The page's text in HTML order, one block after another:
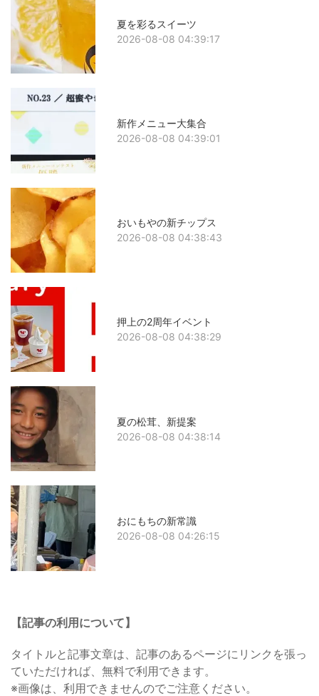
夏を彩るスイーツ
2026-08-08 04:39:17
新作メニュー大集合
2026-08-08 04:39:01
おいもやの新チップス
2026-08-08 04:38:43
押上の2周年イベント
2026-08-08 04:38:29
夏の松茸、新提案
2026-08-08 04:38:14
おにもちの新常識
2026-08-08 04:26:15
【記事の利用について】
タイトルと記事文章は、記事のあるページにリンクを張っ
ていただければ、無料で利用できます。
※画像は、利用できませんのでご注意ください。